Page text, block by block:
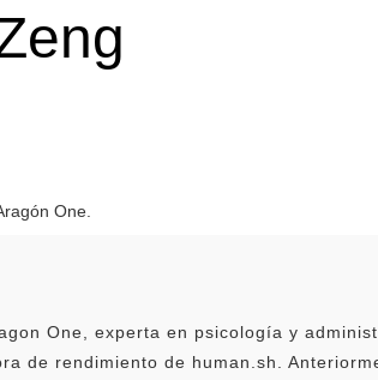
One.
One, experta en psicología y
de rendimiento de human.sh.